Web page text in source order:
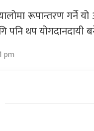
रूपान्तरण गर्ने
पनि थप योगदानदायी
pm